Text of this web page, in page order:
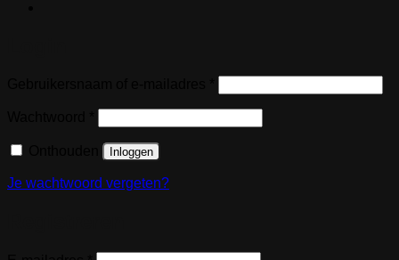
Inloggen
Je wachtwoord vergeten?